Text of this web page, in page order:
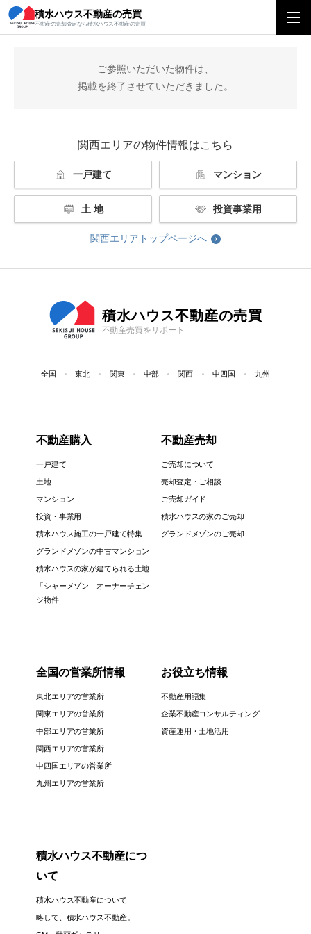
積水ハウス不動産の売買
不動産の売却査定なら積水ハウス不動産の売買
積水ハウス不動産の売買 関西エリアトップ
ご参照いただいた物件は、
掲載を終了させていただきました。
関西エリアの物件情報はこちら
一戸建て マンション
土 地 投資事業用
関西エリアトップページへ
積水ハウス不動産の売買
不動産売買をサポート
全国 東北 関東 中部 関西 中四国 九州
不動産購入
一戸建て
土地
マンション
投資・事業用
積水ハウス施工の一戸建て特集
グランドメゾンの中古マンション
積水ハウスの家が建てられる土地
「シャーメゾン」オーナーチェン
ジ物件
不動産売却
ご売却について
売却査定・ご相談
ご売却ガイド
積水ハウスの家のご売却
グランドメゾンのご売却
全国の営業所情報
東北エリアの営業所
関東エリアの営業所
中部エリアの営業所
関西エリアの営業所
中四国エリアの営業所
九州エリアの営業所
お役立ち情報
不動産用語集
企業不動産コンサルティング
資産運用・土地活用
積水ハウス不動産につ
いて
積水ハウス不動産について
略して、積水ハウス不動産。